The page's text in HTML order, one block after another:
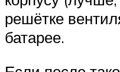
решётке
батарее.